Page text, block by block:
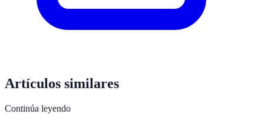
Artículos similares
Continúa leyendo